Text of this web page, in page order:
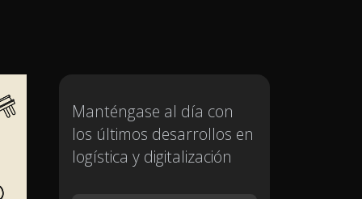
Manténgase al día con
los últimos desarrollos en
logística y digitalización